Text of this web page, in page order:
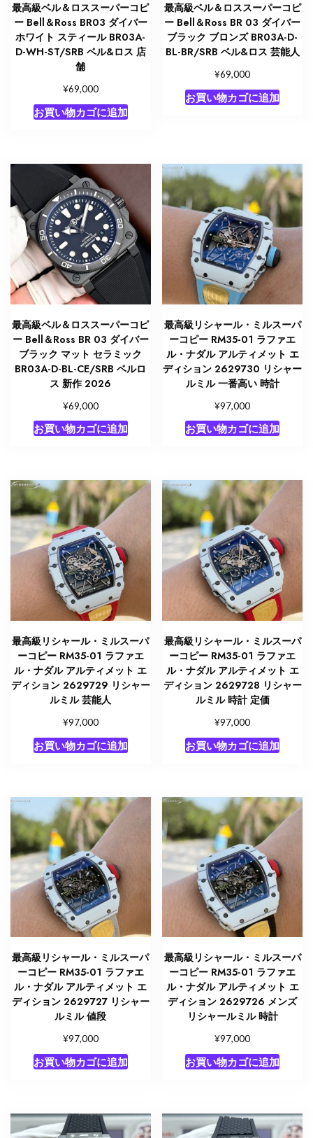
最高級ベル＆ロススーパーコピ
ー Bell＆Ross BR03 ダイバー
ホワイト スティール BR03A-
D-WH-ST/SRB ベル&ロス 店
舗
¥69,000
お買い物カゴに追加
最高級ベル＆ロススーパーコピ
ー Bell＆Ross BR 03 ダイバー
ブラック ブロンズ BR03A-D-
BL-BR/SRB ベル&ロス 芸能人
¥69,000
お買い物カゴに追加
最高級ベル＆ロススーパーコピ
ー Bell＆Ross BR 03 ダイバー
ブラック マット セラミック
BR03A-D-BL-CE/SRB ベルロ
ス 新作 2026
¥69,000
お買い物カゴに追加
最高級リシャール・ミルスーパ
ーコピー RM35-01 ラファエ
ル・ナダル アルティメット エ
ディション 2629730 リシャー
ルミル 一番高い 時計
¥97,000
お買い物カゴに追加
最高級リシャール・ミルスーパ
ーコピー RM35-01 ラファエ
ル・ナダル アルティメット エ
ディション 2629729 リシャー
ルミル 芸能人
¥97,000
お買い物カゴに追加
最高級リシャール・ミルスーパ
ーコピー RM35-01 ラファエ
ル・ナダル アルティメット エ
ディション 2629728 リシャー
ルミル 時計 定価
¥97,000
お買い物カゴに追加
最高級リシャール・ミルスーパ
ーコピー RM35-01 ラファエ
ル・ナダル アルティメット エ
ディション 2629727 リシャー
ルミル 値段
¥97,000
お買い物カゴに追加
最高級リシャール・ミルスーパ
ーコピー RM35-01 ラファエ
ル・ナダル アルティメット エ
ディション 2629726 メンズ
リシャールミル 時計
¥97,000
お買い物カゴに追加